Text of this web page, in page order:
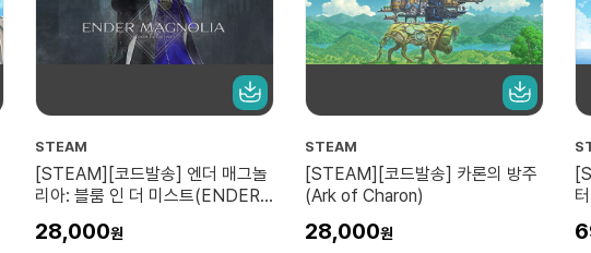
STEAM
[STEAM][코드발송] 엔더 매그놀
리아: 블룸 인 더 미스트(ENDER
Mist)
28,000
STEAM
[STEAM][코드발송] 카론의 방주
(Ark of Charon)
28,000